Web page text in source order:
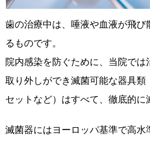
歯の治療中は、唾液や血液が飛び
るものです。
院内感染を防ぐために、当院では
取り外しができ滅菌可能な器具類
セットなど）はすべて、徹底的に
滅菌器にはヨーロッパ基準で高